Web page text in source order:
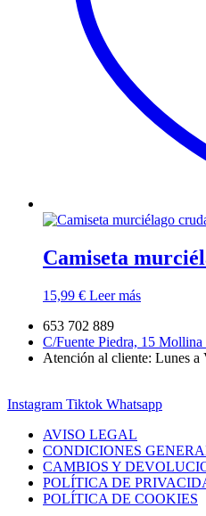
Camiseta
15,99 € Leer más
653 702 889
C/Fuente Piedra, 15 Mollina
Atención al cliente: Lunes a
Instagram Tiktok Whatsapp
AVISO LEGAL
CONDICIONES
CAMBIOS Y
POLÍTICA DE
POLÍTICA DE COOKIES